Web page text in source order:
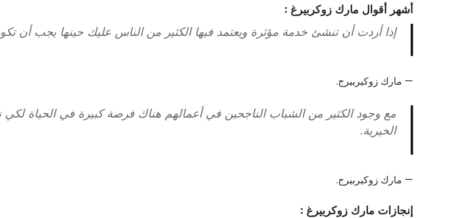
أشهر أقوال مارك زوكربيرغ :
إذا أردت أن تنشئ خدمة مؤثرة ويعتمد فيها الكثير من الناس عليك حينها يجب أن
— مارك زوكيربيرج.
مع وجود الكثير من الشباب الناجحين في أعمالهم هناك فرصة كبيرة في الحياة لكي
الخيرية.
— مارك زوكيربيرج.
إنجازات مارك زوكربيرغ :